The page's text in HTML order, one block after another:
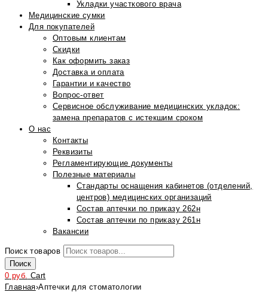
Укладки участкового врача
Медицинские сумки
Для покупателей
Оптовым клиентам
Скидки
Как оформить заказ
Доставка и оплата
Гарантии и качество
Вопрос-ответ
Сервисное обслуживание медицинских укладок:
замена препаратов с истекшим сроком
О нас
Контакты
Реквизиты
Регламентирующие документы
Полезные материалы
Стандарты оснащения кабинетов (отделений,
центров) медицинских организаций
Состав аптечки по приказу 262н
Состав аптечки по приказу 261н
Вакансии
Поиск товаров
Поиск
0 руб. Cart
Главная›Аптечки для стоматологии